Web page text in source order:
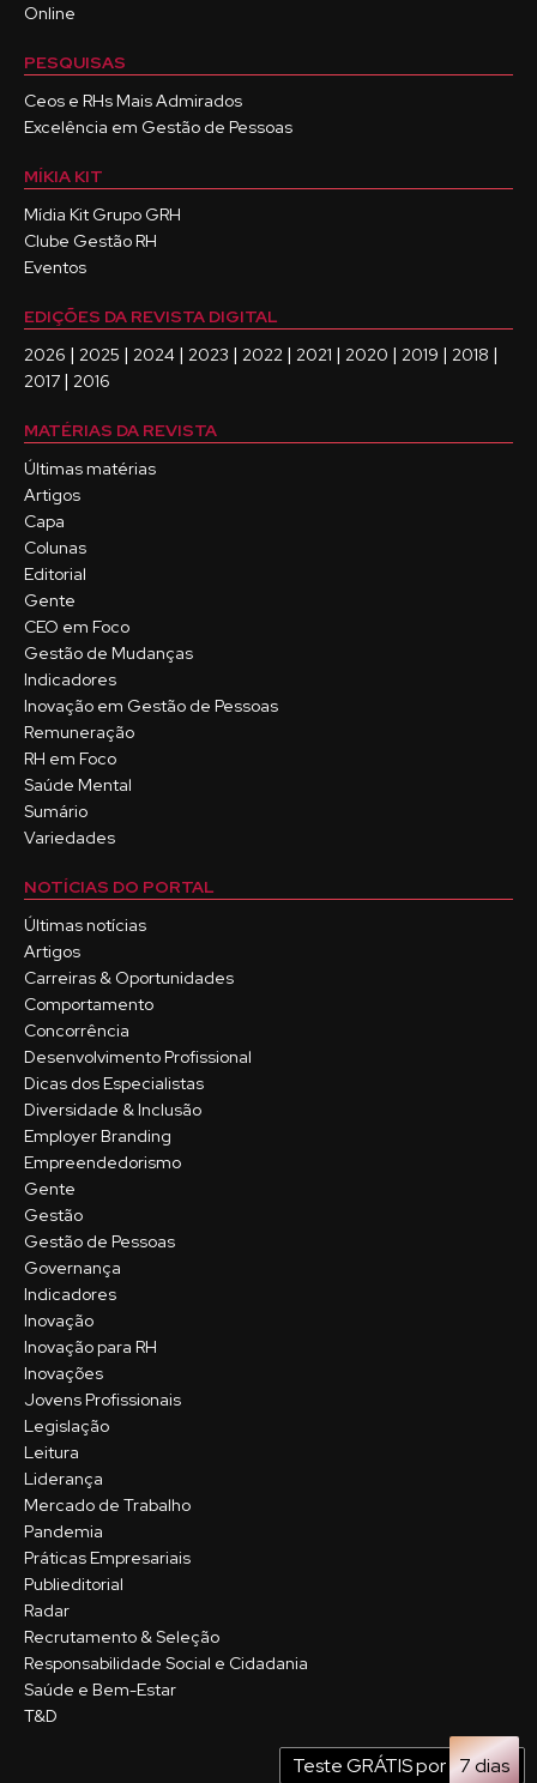
Teste GRÁTIS por 7 dias
Online
PESQUISAS
Ceos e RHs Mais Admirados
Excelência em Gestão de Pessoas
MÍKIA KIT
Mídia Kit Grupo GRH
Clube Gestão RH
Eventos
EDIÇÕES DA REVISTA DIGITAL
2026 | 2025 | 2024 | 2023 | 2022 | 2021 | 2020 | 2019 | 2018 |
2017 | 2016
MATÉRIAS DA REVISTA
Últimas matérias
Artigos
Capa
Colunas
Editorial
Gente
CEO em Foco
Gestão de Mudanças
Indicadores
Inovação em Gestão de Pessoas
Remuneração
RH em Foco
Saúde Mental
Sumário
Variedades
NOTÍCIAS DO PORTAL
Últimas notícias
Artigos
Carreiras & Oportunidades
Comportamento
Concorrência
Desenvolvimento Profissional
Dicas dos Especialistas
Diversidade & Inclusão
Employer Branding
Empreendedorismo
Gente
Gestão
Gestão de Pessoas
Governança
Indicadores
Inovação
Inovação para RH
Inovações
Jovens Profissionais
Legislação
Leitura
Liderança
Mercado de Trabalho
Pandemia
Práticas Empresariais
Publieditorial
Radar
Recrutamento & Seleção
Responsabilidade Social e Cidadania
Saúde e Bem-Estar
T&D